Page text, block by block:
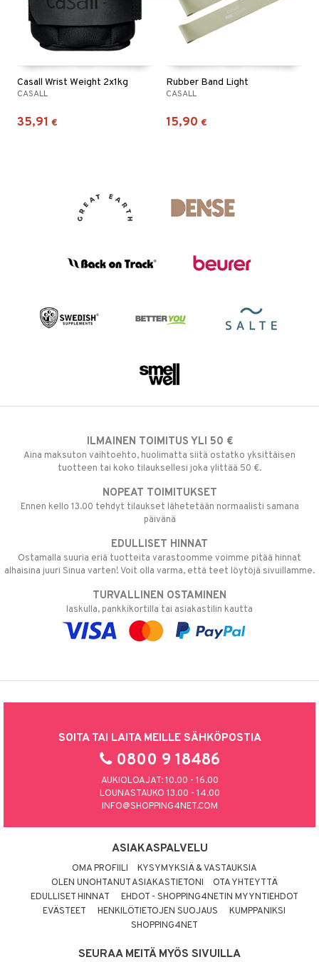
Casall Wrist Weight 2x1kg
CASALL
35,91 €
Rubber Band Light
CASALL
15,90 €
ILMAINEN TOIMITUS YLI 50 €
Aina maksuton vaihtoehto, huolimatta siitä ostatko yksittäisen
tuotteen tai koko tilauksellesi joka ylittää 50 €.
NOPEAT TOIMITUKSET
Ennen kello 13.00 tehdyt tilaukset lähetetään normaalisti samana
päivänä
EDULLISET HINNAT
Ostamalla suuria eriä tuotteita varastoomme voimme pitää hinnat
alhaisina juuri Sinua varten! Voit olla varma, että teet löytöjä sivuillamme.
TURVALLINEN OSTAMINEN
laskulla, pankkikortilla tai asiakastilin kautta
SOITA TAI LAITA MEILLE SÄHKÖPOSTIA
0800 9 18486
AUKIOLOAJAT: 10.00 - 16.00
LOUNASTAUKO 13.00 - 14.00
INFO@SHOPPING4NET.COM
ASIAKASPALVELU
OMA PROFIILI
KYSYMYKSIÄ & VASTAUKSIA
OLEN UNOHTANUT ASIAKASTIETONI
OTA YHTEYTTÄ
EDULLISET HINNAT
EHDOT - SHOPPING4NETIN MYYNTIEHDOT
EVÄSTEET
HENKILÖTIETOJEN SUOJAUS
KUMPPANIKSI
SHOPPING4NET
SEURAA MEITÄ MYÖS SIVUILLA